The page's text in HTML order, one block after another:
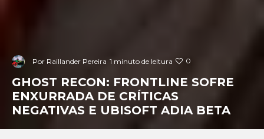
Por Raillander Pereira 1 minuto de leitura 0
GHOST RECON: FRONTLINE SOFRE
ENXURRADA DE CRÍTICAS
NEGATIVAS E UBISOFT ADIA BETA